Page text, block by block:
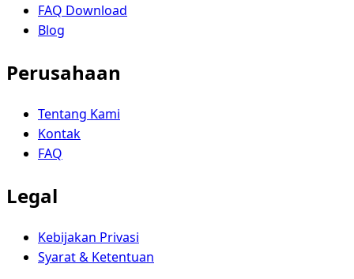
FAQ Download
Blog
Perusahaan
Tentang Kami
Kontak
FAQ
Legal
Kebijakan Privasi
Syarat & Ketentuan